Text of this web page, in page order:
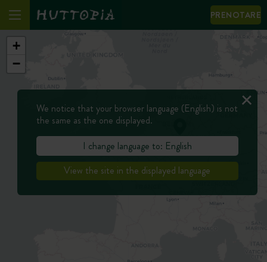
PRENOTARE
+
−
We notice that your browser language (English) is not
the same as the one displayed.
I change language to: English
View the site in the displayed language